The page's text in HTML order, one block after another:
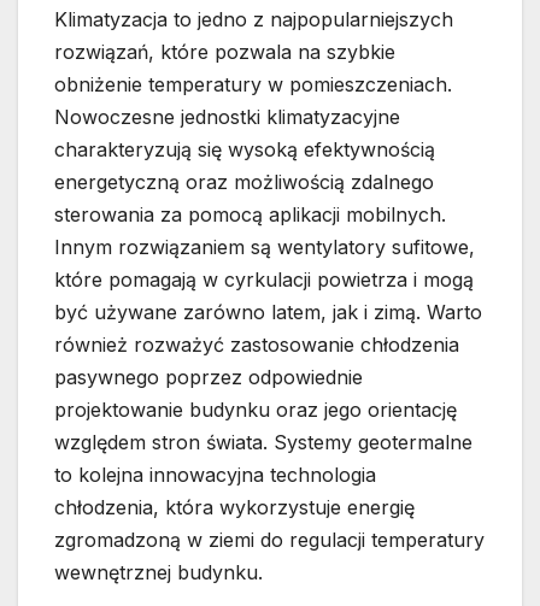
Klimatyzacja to jedno z najpopularniejszych
rozwiązań, które pozwala na szybkie
obniżenie temperatury w pomieszczeniach.
Nowoczesne jednostki klimatyzacyjne
charakteryzują się wysoką efektywnością
energetyczną oraz możliwością zdalnego
sterowania za pomocą aplikacji mobilnych.
Innym rozwiązaniem są wentylatory sufitowe,
które pomagają w cyrkulacji powietrza i mogą
być używane zarówno latem, jak i zimą. Warto
również rozważyć zastosowanie chłodzenia
pasywnego poprzez odpowiednie
projektowanie budynku oraz jego orientację
względem stron świata. Systemy geotermalne
to kolejna innowacyjna technologia
chłodzenia, która wykorzystuje energię
zgromadzoną w ziemi do regulacji temperatury
wewnętrznej budynku.